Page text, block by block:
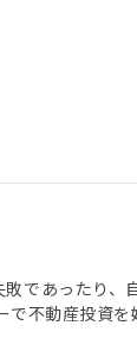
であったり
不動産投資